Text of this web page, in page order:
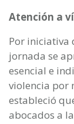
Atención a
Por iniciativa
jornada se
esencial e
violencia por
estableció
abocados a